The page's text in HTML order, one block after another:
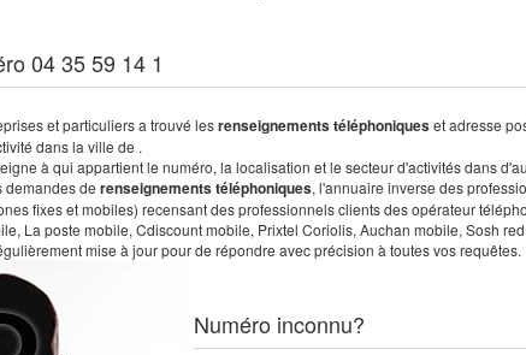
04 35 59 14 1
et particuliers a trouvé lesrenseignements téléphoniqueset adresse
dans la ville de .
à qui appartient le numéro, la localisation et le secteur d'activités dans
demandes de renseignements téléphoniques, l'annuaire inverse des
fixes et mobiles) recensant des professionnels clients des opérateur
La poste mobile, Cdiscount mobile, Prixtel Coriolis, Auchan mobile, Sosh red
mise à jour pour de répondre avec précision à toutes vos requêtes.
Numéro inconnu?